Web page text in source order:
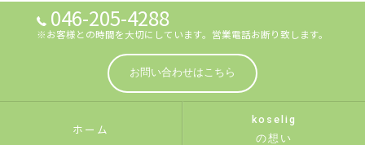
046-205-4288
※お客様との時間を大切にしています。営業電話お断り致します。
お問い合わせはこちら
ホーム
koselig
の想い